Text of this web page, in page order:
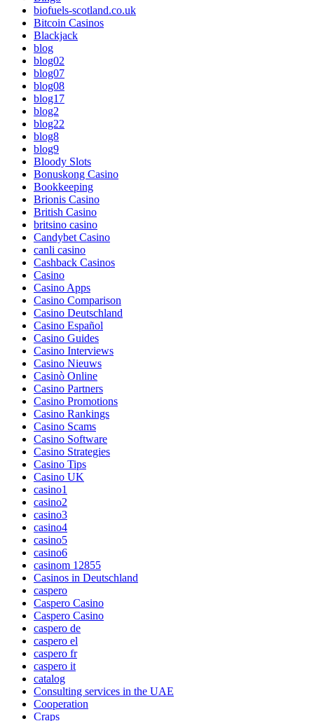
biofuels-scotland.co.uk
Bitcoin Casinos
Blackjack
blog
blog02
blog07
blog08
blog17
blog2
blog22
blog8
blog9
Bloody Slots
Bonuskong Casino
Bookkeeping
Brionis Casino
British Casino
britsino casino
Candybet Casino
canli casino
Cashback Casinos
Casino
Casino Apps
Casino Comparison
Casino Deutschland
Casino Español
Casino Guides
Casino Interviews
Casino Nieuws
Casinò Online
Casino Partners
Casino Promotions
Casino Rankings
Casino Scams
Casino Software
Casino Strategies
Casino Tips
Casino UK
casino1
casino2
casino3
casino4
casino5
casino6
casinom 12855
Casinos in Deutschland
caspero
Caspero Casino
Caspero Casino
caspero de
caspero el
caspero fr
caspero it
catalog
Consulting services in the UAE
Cooperation
Craps